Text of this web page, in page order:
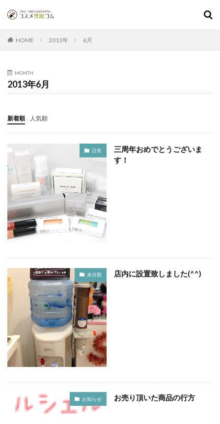
HOME 2013年 6月
MONTH
2013年6月
新着順 人気順
日常
三周年おめでとうございま
す！
未分類 店内に設置致しました(^^)
お知らせ お売り頂いた商品の行方